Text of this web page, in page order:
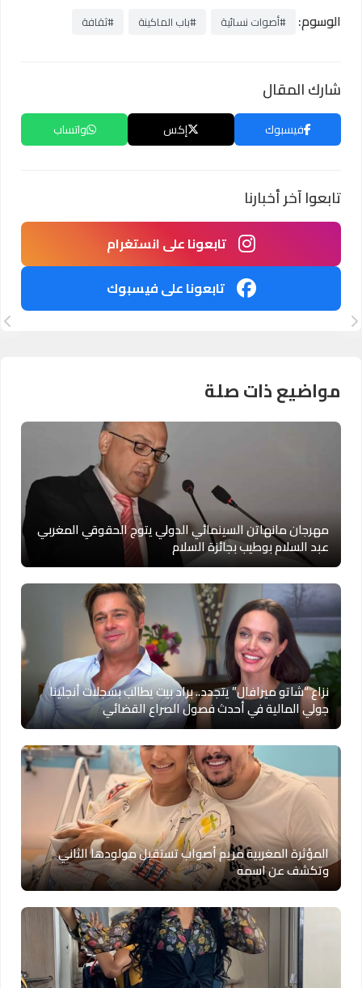
الوسوم: #أصوات نسائية #باب الماكينة #ثقافة
شارك المقال
فيسبوك إكس واتساب
تابعوا آخر أخبارنا
تابعونا على انستغرام
تابعونا على فيسبوك
مواضيع ذات صلة
مهرجان مانهاتن السينمائي الدولي يتوج الحقوقي المغربي
عبد السلام بوطيب بجائزة السلام
نزاع “شاتو ميرافال” يتجدد.. براد بيت يطالب بسجلات أنجلينا
جولي المالية في أحدث فصول الصراع القضائي
المؤثرة المغربية مريم أصواب تستقبل مولودها الثاني
وتكشف عن اسمه